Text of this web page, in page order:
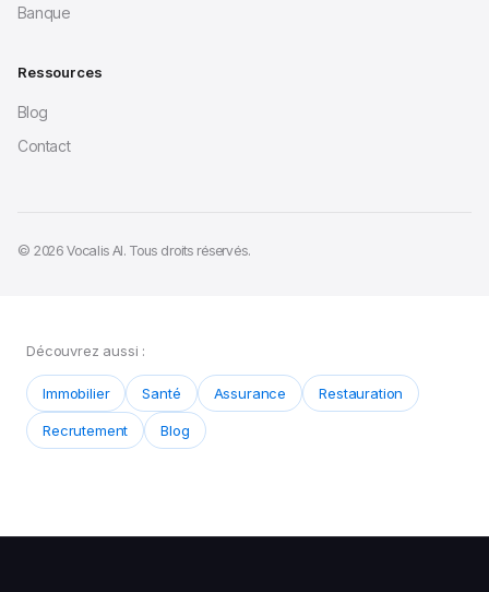
Banque
Ressources
Blog
Contact
© 2026 Vocalis AI. Tous droits réservés.
Découvrez aussi :
Immobilier Santé Assurance Restauration
Recrutement Blog